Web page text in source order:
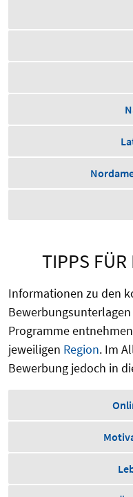
TIPPS FÜR
Informationen zu den
Programme
jeweiligen Region. Im
Bewerbung jedoch in